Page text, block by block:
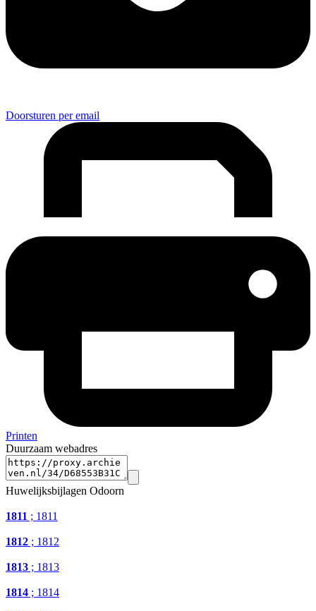
Doorsturen per email
Printen
Duurzaam webadres
Huwelijksbijlagen Odoorn
1811 ; 1811
1812 ; 1812
1813 ; 1813
1814 ; 1814